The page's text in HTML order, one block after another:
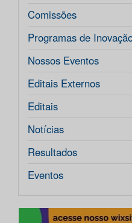
Comissões
Programas de
Nossos Eventos
Editais Externos
Editais
Notícias
Resultados
Eventos